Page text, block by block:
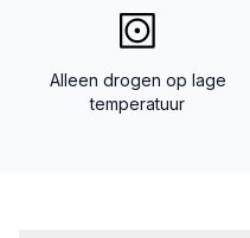
Alleen drogen op lage
temperatuur